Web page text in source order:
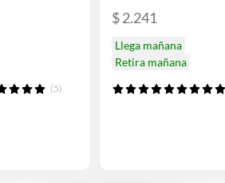
(5)
$ 2.241
Llega mañana
Retira mañana